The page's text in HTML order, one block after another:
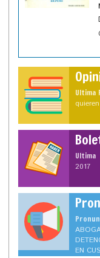
Ultima
Ultima
2017
EN